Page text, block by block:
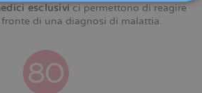
esclusivi ci permettono di reagire
di una diagnosi di malattia.